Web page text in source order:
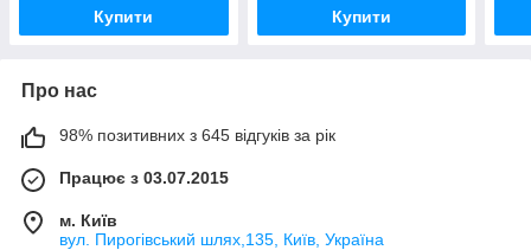
Купити Купити
Про нас
98% позитивних з 645 відгуків за рік
Працює з 03.07.2015
м. Київ
вул. Пирогівський шлях,135, Київ, Україна